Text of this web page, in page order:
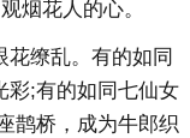
烟花人的心。
缭乱。有的如同
彩;有的如同七仙女
鹊桥，成为牛郎织